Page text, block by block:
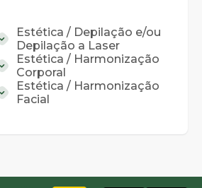
Estética / Depilação e/ou
Depilação a Laser
Estética / Harmonização
Corporal
Estética / Harmonização
Facial